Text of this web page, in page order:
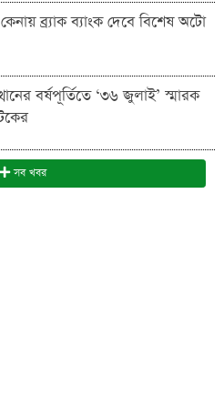
ব্র্যাক ব্যাংক দেবে বিশেষ অটো
বর্ষপূর্তিতে ‘৩৬ জুলাই’ স্মারক
সব খবর